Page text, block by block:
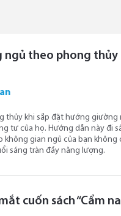
ngủ theo phong thủy
thủy khi sắp đặt hướng
tư của họ. Hướng dẫn này đi
không gian ngủ của bạn
sáng tràn đầy năng lượng.
cuốn sách “Cẩm